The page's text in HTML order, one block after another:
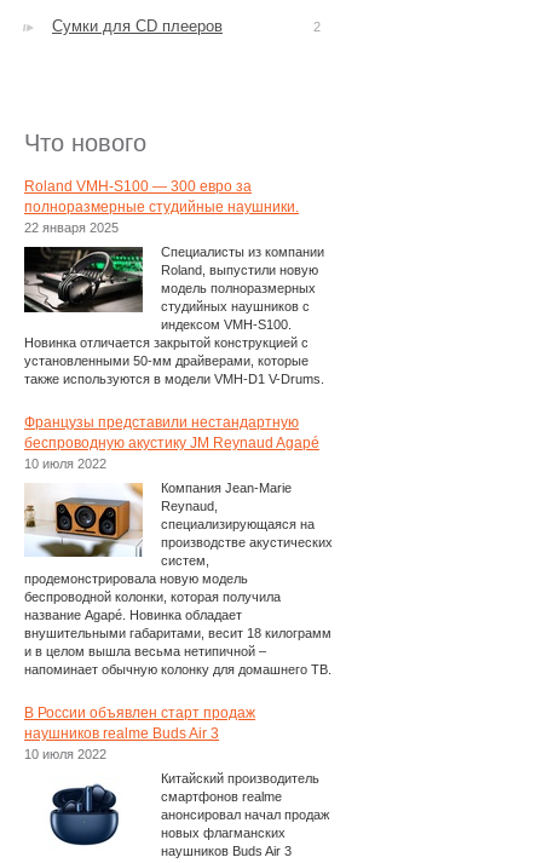
Сумки для CD плееров 2
Что нового
Roland VMH-S100 — 300 евро за
полноразмерные студийные наушники.
22 января 2025
Специалисты из компании
Roland, выпустили новую
модель полноразмерных
студийных наушников с
индексом VMH-S100.
Новинка отличается закрытой конструкцией с
установленными 50-мм драйверами, которые
также используются в модели VMH-D1 V-Drums.
Французы представили нестандартную
беспроводную акустику JM Reynaud Agapé
10 июля 2022
Компания Jean-Marie
Reynaud,
специализирующаяся на
производстве акустических
систем,
продемонстрировала новую модель
беспроводной колонки, которая получила
название Agapé. Новинка обладает
внушительными габаритами, весит 18 килограмм
и в целом вышла весьма нетипичной –
напоминает обычную колонку для домашнего ТВ.
В России объявлен старт продаж
наушников realme Buds Air 3
10 июля 2022
Китайский производитель
смартфонов realme
анонсировал начал продаж
новых флагманских
наушников Buds Air 3